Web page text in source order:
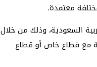
معتمدة.
السعودية، وذلك من خلال
مع قطاع خاص أو قطاع